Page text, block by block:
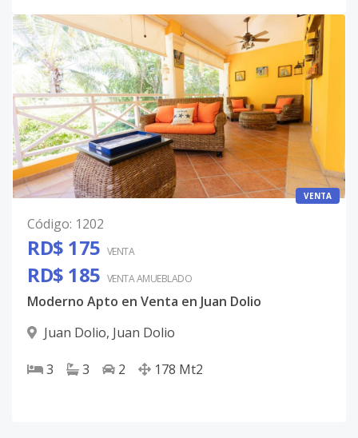
VENTA
Código: 1202
RD$ 175 VENTA
RD$ 185 VENTA AMUEBLADO
Moderno Apto en Venta en Juan Dolio
Juan Dolio, Juan Dolio
3 3 2 178 Mt2